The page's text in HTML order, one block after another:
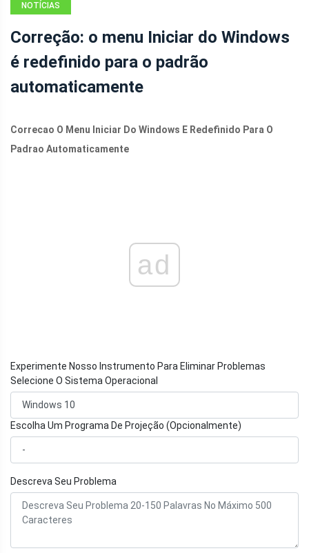
NOTÍCIAS
Correção: o menu Iniciar do Windows
é redefinido para o padrão
automaticamente
Correcao O Menu Iniciar Do Windows E Redefinido Para O
Padrao Automaticamente
ad
Experimente Nosso Instrumento Para Eliminar Problemas
Selecione O Sistema Operacional
Escolha Um Programa De Projeção (Opcionalmente)
Descreva Seu Problema